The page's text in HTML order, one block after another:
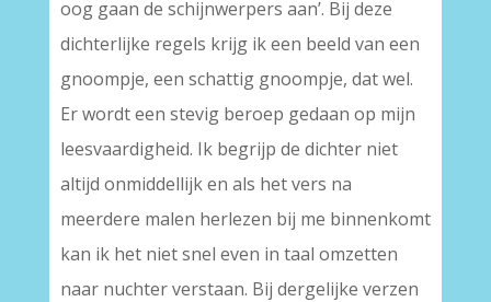
oog gaan de schijnwerpers aan’. Bij deze
dichterlijke regels krijg ik een beeld van een
gnoompje, een schattig gnoompje, dat wel.
Er wordt een stevig beroep gedaan op mijn
leesvaardigheid. Ik begrijp de dichter niet
altijd onmiddellijk en als het vers na
meerdere malen herlezen bij me binnenkomt
kan ik het niet snel even in taal omzetten
naar nuchter verstaan. Bij dergelijke verzen